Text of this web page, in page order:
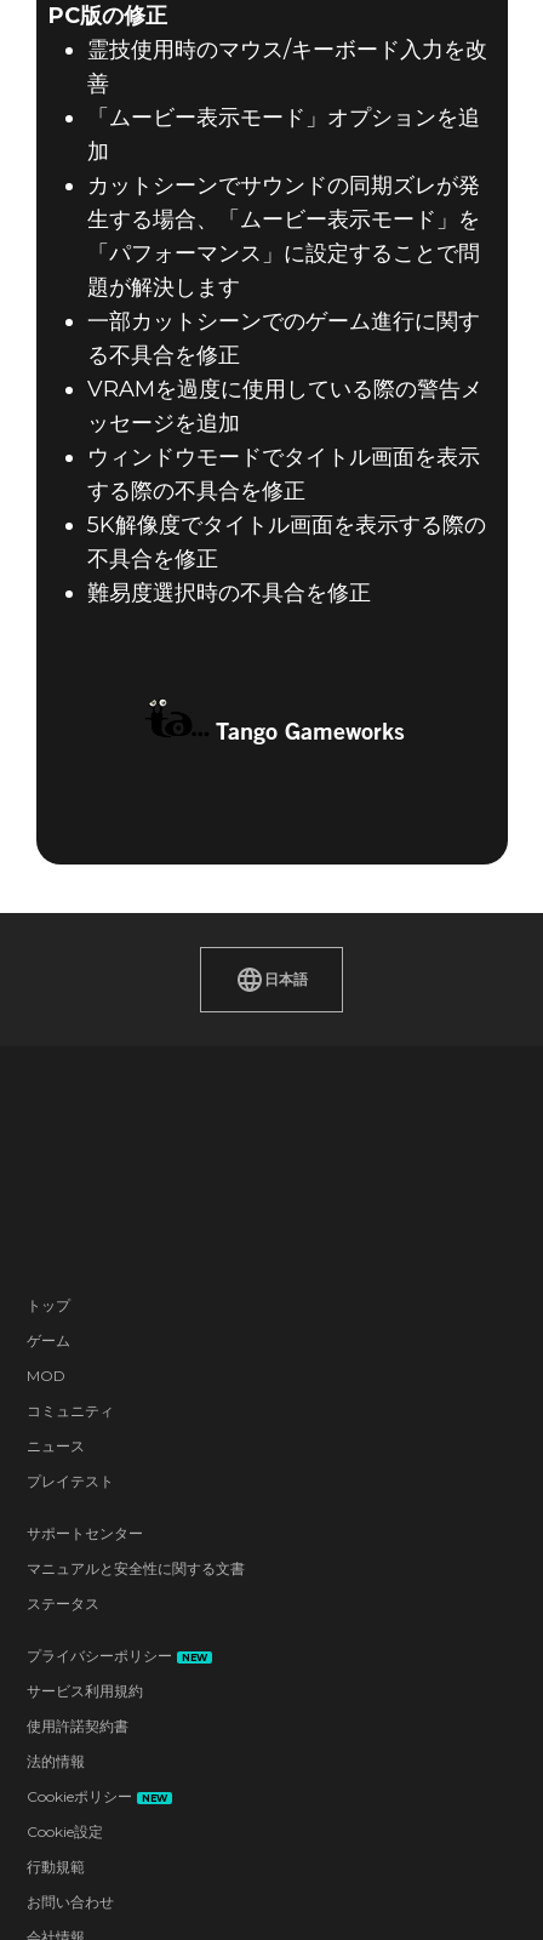
PC版の修正
霊技使用時のマウス/キーボード入力を改
善
「ムービー表示モード」オプションを追
加
カットシーンでサウンドの同期ズレが発
生する場合、「ムービー表示モード」を
「パフォーマンス」に設定することで問
題が解決します
一部カットシーンでのゲーム進行に関す
る不具合を修正
VRAMを過度に使用している際の警告メ
ッセージを追加
ウィンドウモードでタイトル画面を表示
する際の不具合を修正
5K解像度でタイトル画面を表示する際の
不具合を修正
難易度選択時の不具合を修正
Tango Gameworks
日本語
トップ
ゲーム
MOD
コミュニティ
ニュース
プレイテスト
サポートセンター
マニュアルと安全性に関する文書
ステータス
プライバシーポリシー NEW
サービス利用規約
使用許諾契約書
法的情報
Cookieポリシー
NEW
Cookie設定
行動規範
お問い合わせ